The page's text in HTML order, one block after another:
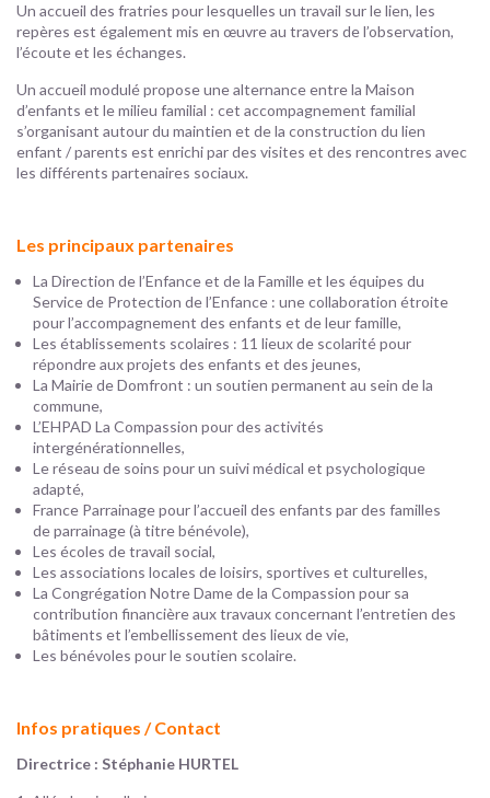
Un accueil des fratries pour lesquelles un travail sur le lien, les
repères est également mis en œuvre au travers de l’observation,
l’écoute et les échanges.
Un accueil modulé propose une alternance entre la Maison
d’enfants et le milieu familial : cet accompagnement familial
s’organisant autour du maintien et de la construction du lien
enfant / parents est enrichi par des visites et des rencontres avec
les différents partenaires sociaux.
Les principaux partenaires
La Direction de l’Enfance et de la Famille et les équipes du
Service de Protection de l’Enfance : une collaboration étroite
pour l’accompagnement des enfants et de leur famille,
Les établissements scolaires : 11 lieux de scolarité pour
répondre aux projets des enfants et des jeunes,
La Mairie de Domfront : un soutien permanent au sein de la
commune,
L’EHPAD La Compassion pour des activités
intergénérationnelles,
Le réseau de soins pour un suivi médical et psychologique
adapté,
France Parrainage pour l’accueil des enfants par des familles
de parrainage (à titre bénévole),
Les écoles de travail social,
Les associations locales de loisirs, sportives et culturelles,
La Congrégation Notre Dame de la Compassion pour sa
contribution financière aux travaux concernant l’entretien des
bâtiments et l’embellissement des lieux de vie,
Les bénévoles pour le soutien scolaire.
Infos pratiques / Contact
Directrice : Stéphanie HURTEL